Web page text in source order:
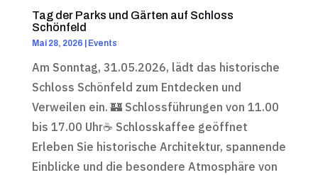
Tag der Parks und Gärten auf Schloss
Schönfeld
Mai 28, 2026 Events
Am Sonntag, 31.05.2026, lädt das historische
Schloss Schönfeld zum Entdecken und
Verweilen ein. 🏰 Schlossführungen von 11.00
bis 17.00 Uhr☕ Schlosskaffee geöffnet
Erleben Sie historische Architektur, spannende
Einblicke und die besondere Atmosphäre von